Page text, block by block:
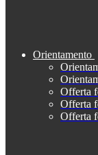
Orientamento
Offerta
Offerta
Offerta